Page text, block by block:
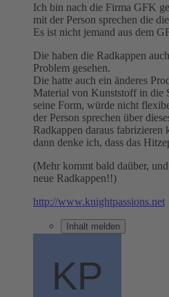
Ich bin nach die Firma GFK
mit der Person sprechen die
Es ist nicht jemand aus dem
Die haben die Radkappen
Problem gesehen.
Die hatte auch ein änderes
Material von Kunststoff in die
seine Form, würde nicht
der Person sprechen über
Radkappen daraus fabrizieren
dann denke ich, dass das
(Mehr kommt bald daüber,
neue Radkappen!!)
http://www.knightpassions.net
Inhalt melden